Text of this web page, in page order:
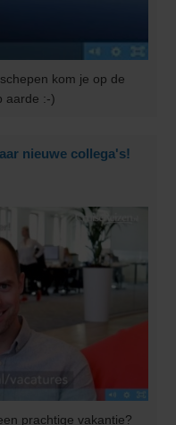
kom je op de
aarde :-)
nieuwe collega's!
prachtige vakantie?